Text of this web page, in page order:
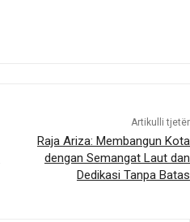
Artikulli tjetër
Raja Ariza: Membangun Kota
dengan Semangat Laut dan
Dedikasi Tanpa Batas